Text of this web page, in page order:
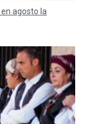
agosto la